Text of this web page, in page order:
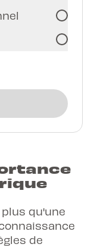
qu'une
de